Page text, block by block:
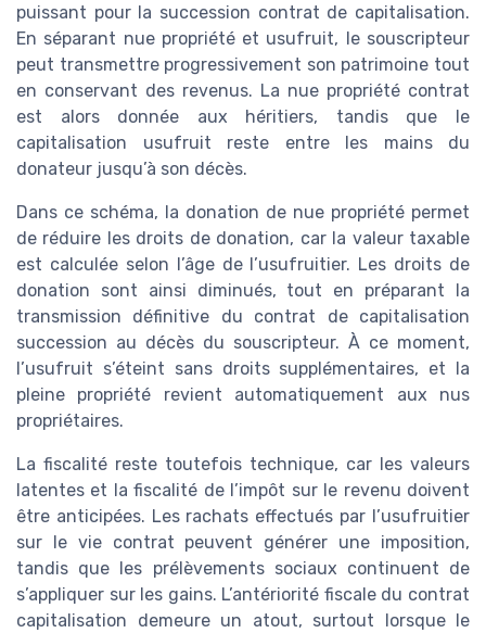
puissant pour la succession contrat de capitalisation.
En séparant nue propriété et usufruit, le souscripteur
peut transmettre progressivement son patrimoine tout
en conservant des revenus. La nue propriété contrat
est alors donnée aux héritiers, tandis que le
capitalisation usufruit reste entre les mains du
donateur jusqu’à son décès.
Dans ce schéma, la donation de nue propriété permet
de réduire les droits de donation, car la valeur taxable
est calculée selon l’âge de l’usufruitier. Les droits de
donation sont ainsi diminués, tout en préparant la
transmission définitive du contrat de capitalisation
succession au décès du souscripteur. À ce moment,
l’usufruit s’éteint sans droits supplémentaires, et la
pleine propriété revient automatiquement aux nus
propriétaires.
La fiscalité reste toutefois technique, car les valeurs
latentes et la fiscalité de l’impôt sur le revenu doivent
être anticipées. Les rachats effectués par l’usufruitier
sur le vie contrat peuvent générer une imposition,
tandis que les prélèvements sociaux continuent de
s’appliquer sur les gains. L’antériorité fiscale du contrat
capitalisation demeure un atout, surtout lorsque le